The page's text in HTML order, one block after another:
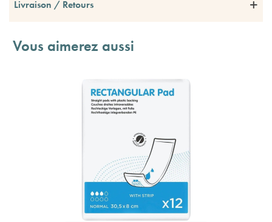
Livraison / Retours
Vous aimerez aussi